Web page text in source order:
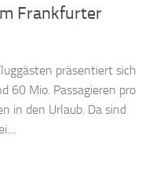
Frankfurter
präsentiert sich
60 Mio. Passagieren pro
in den Urlaub. Da sind